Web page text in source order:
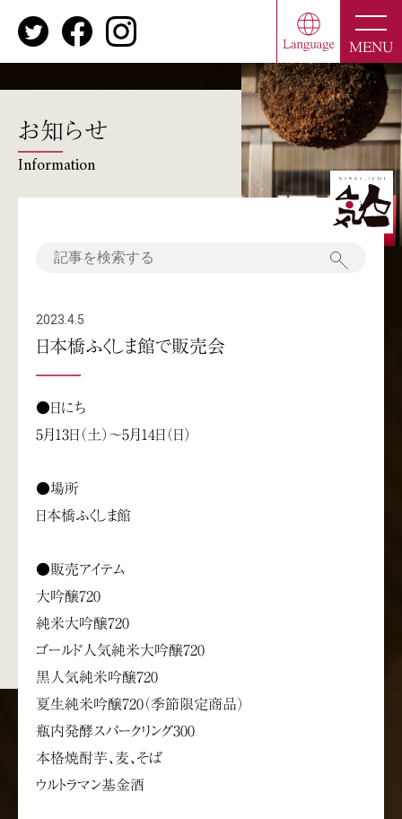
MENU
お知らせ
Information
2023.4.5
日本橋ふくしま館で販売会
●日にち
5月13日（土）～5月14日（日）
●場所
日本橋ふくしま館
●販売アイテム
大吟醸720
純米大吟醸720
ゴールド人気純米大吟醸720
黒人気純米吟醸720
夏生純米吟醸720（季節限定商品）
瓶内発酵スパークリング300
本格焼酎芋、麦、そば
ウルトラマン基金酒